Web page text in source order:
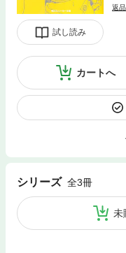
試し読み
返
カートへ
シリーズ 全3冊
未